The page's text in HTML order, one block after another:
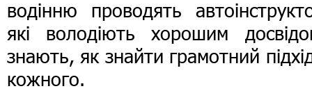
водінню проводять
які володіють хорошим
знають, як знайти грамотний
кожного.